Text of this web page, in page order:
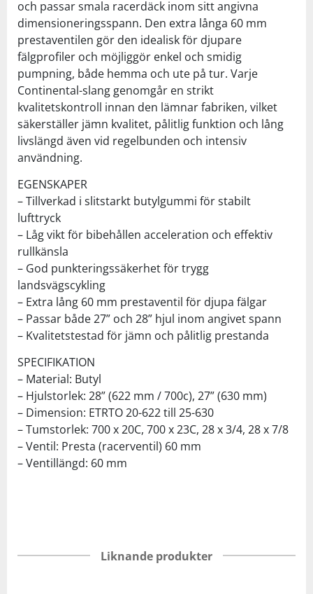
och passar smala racerdäck inom sitt angivna
dimensioneringsspann. Den extra långa 60 mm
prestaventilen gör den idealisk för djupare
fälgprofiler och möjliggör enkel och smidig
pumpning, både hemma och ute på tur. Varje
Continental-slang genomgår en strikt
kvalitetskontroll innan den lämnar fabriken, vilket
säkerställer jämn kvalitet, pålitlig funktion och lång
livslängd även vid regelbunden och intensiv
användning.
EGENSKAPER
– Tillverkad i slitstarkt butylgummi för stabilt
lufttryck
– Låg vikt för bibehållen acceleration och effektiv
rullkänsla
– God punkteringssäkerhet för trygg
landsvägscykling
– Extra lång 60 mm prestaventil för djupa fälgar
– Passar både 27” och 28” hjul inom angivet spann
– Kvalitetstestad för jämn och pålitlig prestanda
SPECIFIKATION
– Material: Butyl
– Hjulstorlek: 28” (622 mm / 700c), 27” (630 mm)
– Dimension: ETRTO 20-622 till 25-630
– Tumstorlek: 700 x 20C, 700 x 23C, 28 x 3/4, 28 x 7/8
– Ventil: Presta (racerventil) 60 mm
– Ventillängd: 60 mm
Liknande produkter